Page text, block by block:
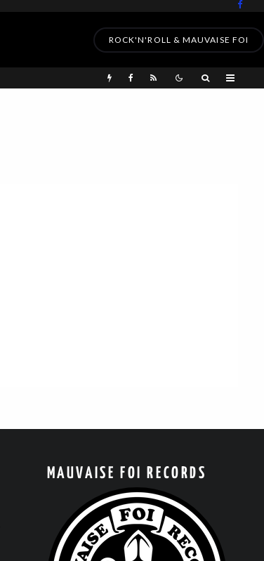
ROCK'N'ROLL & MAUVAISE FOI
MAUVAISE FOI RECORDS